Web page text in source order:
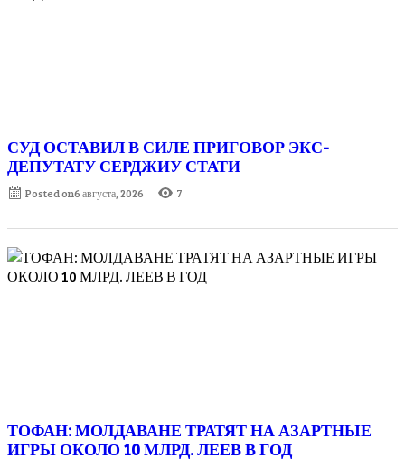
СУД ОСТАВИЛ В СИЛЕ ПРИГОВОР ЭКС-
ДЕПУТАТУ СЕРДЖИУ СТАТИ
Posted on6 августа, 2026 7
ТОФАН: МОЛДАВАНЕ ТРАТЯТ НА АЗАРТНЫЕ
ИГРЫ ОКОЛО 10 МЛРД. ЛЕЕВ В ГОД